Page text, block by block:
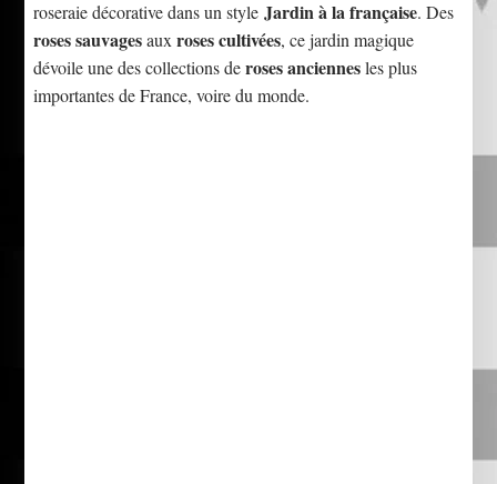
roseraie décorative dans un styleJardin à la française. Des
roses sauvagesaux roses cultivées, ce jardin magique
dévoile une des collections deroses anciennesles plus
importantes de France, voire du monde.